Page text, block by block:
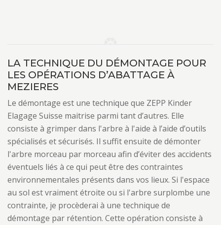
LA TECHNIQUE DU DÉMONTAGE POUR
LES OPÉRATIONS D’ABATTAGE À
MEZIERES
Le démontage est une technique que ZEPP Kinder
Elagage Suisse maitrise parmi tant d’autres. Elle
consiste à grimper dans l'arbre à l'aide à l’aide d’outils
spécialisés et sécurisés. Il suffit ensuite de démonter
l'arbre morceau par morceau afin d’éviter des accidents
éventuels liés à ce qui peut être des contraintes
environnementales présents dans vos lieux. Si l'espace
au sol est vraiment étroite ou si l'arbre surplombe une
contrainte, je procèderai à une technique de
démontage par rétention. Cette opération consiste à